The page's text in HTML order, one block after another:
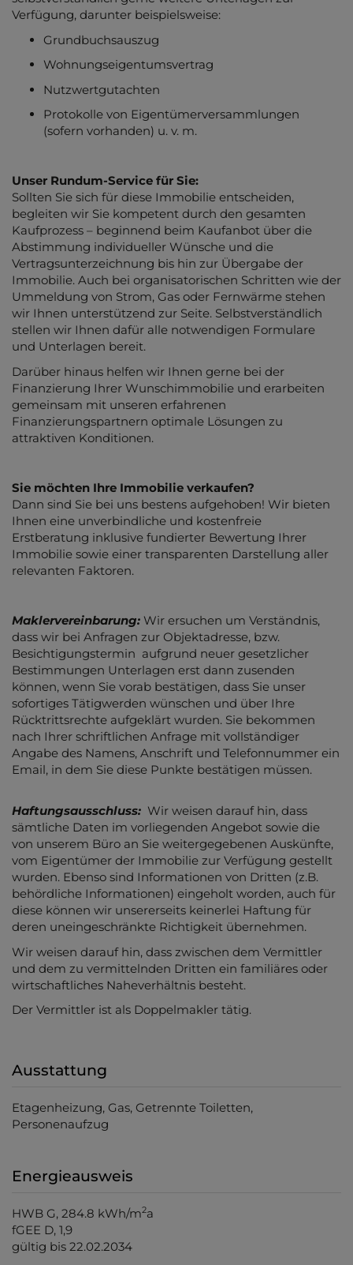
Verfügung, darunter beispielsweise:
Grundbuchsauszug
Wohnungseigentumsvertrag
Nutzwertgutachten
Protokolle von Eigentümerversammlungen
(sofern vorhanden) u. v. m.
Unser Rundum-Service für Sie:
Sollten Sie sich für diese Immobilie entscheiden,
begleiten wir Sie kompetent durch den gesamten
Kaufprozess – beginnend beim Kaufanbot über die
Abstimmung individueller Wünsche und die
Vertragsunterzeichnung bis hin zur Übergabe der
Immobilie. Auch bei organisatorischen Schritten wie der
Ummeldung von Strom, Gas oder Fernwärme stehen
wir Ihnen unterstützend zur Seite. Selbstverständlich
stellen wir Ihnen dafür alle notwendigen Formulare
und Unterlagen bereit.
Darüber hinaus helfen wir Ihnen gerne bei der
Finanzierung Ihrer Wunschimmobilie und erarbeiten
gemeinsam mit unseren erfahrenen
Finanzierungspartnern optimale Lösungen zu
attraktiven Konditionen.
Sie möchten Ihre Immobilie verkaufen?
Dann sind Sie bei uns bestens aufgehoben! Wir bieten
Ihnen eine unverbindliche und kostenfreie
Erstberatung inklusive fundierter Bewertung Ihrer
Immobilie sowie einer transparenten Darstellung aller
relevanten Faktoren.
Maklervereinbarung: Wir ersuchen um Verständnis,
dass wir bei Anfragen zur Objektadresse, bzw.
Besichtigungstermin aufgrund neuer gesetzlicher
Bestimmungen Unterlagen erst dann zusenden
können, wenn Sie vorab bestätigen, dass Sie unser
sofortiges Tätigwerden wünschen und über Ihre
Rücktrittsrechte aufgeklärt wurden. Sie bekommen
nach Ihrer schriftlichen Anfrage mit vollständiger
Angabe des Namens, Anschrift und Telefonnummer ein
Email, in dem Sie diese Punkte bestätigen müssen.
Haftungsausschluss: Wir weisen darauf hin, dass
sämtliche Daten im vorliegenden Angebot sowie die
von unserem Büro an Sie weitergegebenen Auskünfte,
vom Eigentümer der Immobilie zur Verfügung gestellt
wurden. Ebenso sind Informationen von Dritten (z.B.
behördliche Informationen) eingeholt worden, auch für
diese können wir unsererseits keinerlei Haftung für
deren uneingeschränkte Richtigkeit übernehmen.
Wir weisen darauf hin, dass zwischen dem Vermittler
und dem zu vermittelnden Dritten ein familiäres oder
wirtschaftliches Naheverhältnis besteht.
Der Vermittler ist als Doppelmakler tätig.
Ausstattung
Etagenheizung Gas Getrennte Toiletten
Personenaufzug
Energieausweis
HWB G, 284.8 kWh/m2a
fGEE D, 1,9
gültig bis 22.02.2034